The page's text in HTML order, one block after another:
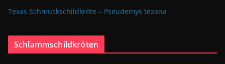
Texas Schmuckschildkröte – Pseudemys texana
Schlammschildkröten